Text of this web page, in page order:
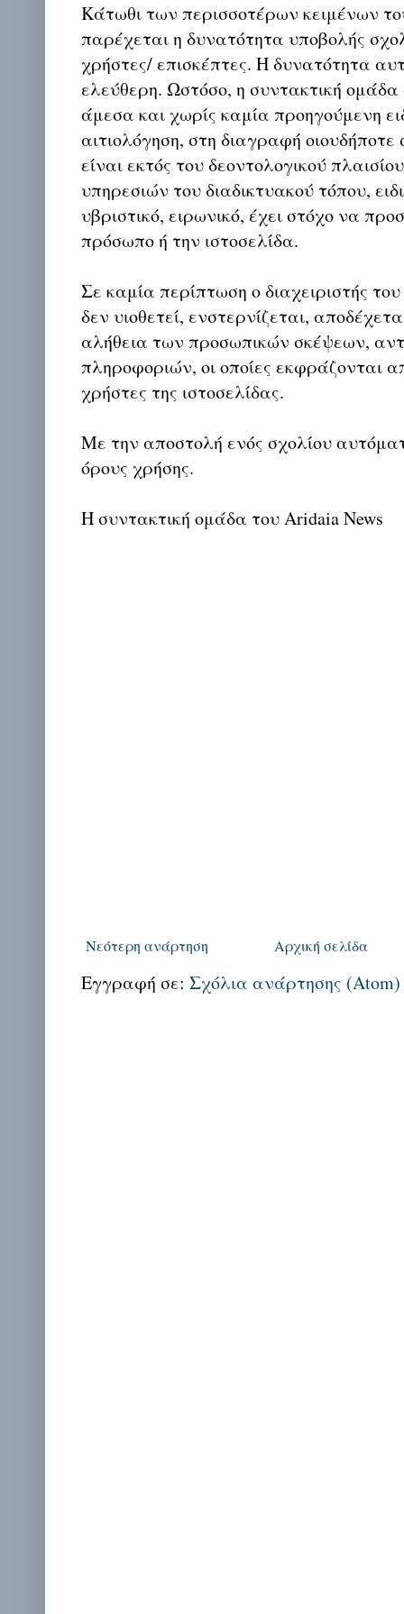
Κάτωθι των περισσοτέρων κειμένων
παρέχεται η δυνατότητα υποβολής
χρήστες/ επισκέπτες. Η δυνατότητα
ελεύθερη. Ωστόσο, η συντακτική
άμεσα και χωρίς καμία προηγούμενη
αιτιολόγηση, στη διαγραφή οιουδήποτε
είναι εκτός του δεοντολογικού
υπηρεσιών του διαδικτυακού τόπου,
υβριστικό, ειρωνικό, έχει στόχο να
πρόσωπο ή την ιστοσελίδα.
Σε καμία περίπτωση ο διαχειριστής
δεν υιοθετεί, ενστερνίζεται,
αλήθεια των προσωπικών σκέψεων,
πληροφοριών, οι οποίες εκφράζονται
χρήστες της ιστοσελίδας.
Με την αποστολή ενός σχολίου
όρους χρήσης.
Η συντακτική ομάδα του Aridaia News
Νεότερη ανάρτηση Αρχική σελίδα
Εγγραφή σε: Σχόλια ανάρτησης (Atom)